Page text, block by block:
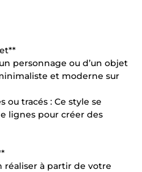
personnage ou d’un objet
et moderne sur
ou tracés : Ce style se
lignes pour créer des
réaliser à partir de votre